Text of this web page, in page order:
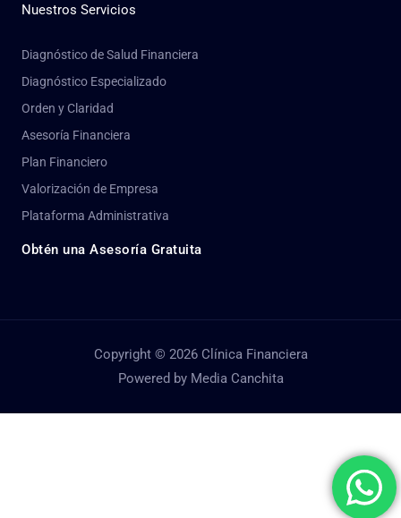
Nuestros Servicios
Diagnóstico de Salud Financiera
Diagnóstico Especializado
Orden y Claridad
Asesoría Financiera
Plan Financiero
Valorización de Empresa
Plataforma Administrativa
Obtén una Asesoría Gratuita
Copyright © 2026 Clínica Financiera
Powered by Media Canchita